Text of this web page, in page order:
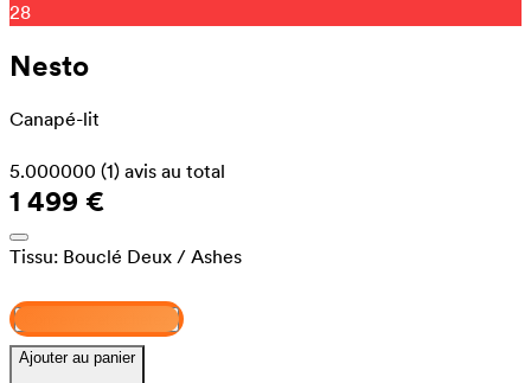
20
Nesto
Canapé-lit
5.000000 (1) avis au total
1 499 €
Tissu: Bouclé Deux / Ashes
Ajouter au panier